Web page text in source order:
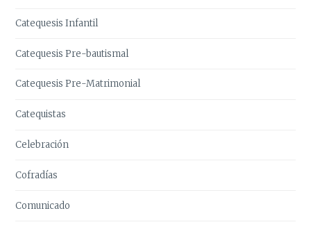
Catequesis Infantil
Catequesis Pre-bautismal
Catequesis Pre-Matrimonial
Catequistas
Celebración
Cofradías
Comunicado